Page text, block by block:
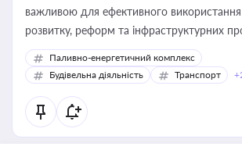
важливою для ефективного використання
розвитку, реформ та інфраструктурних
Паливно-енергетичний комплекс
Будівельна діяльність
Транспорт